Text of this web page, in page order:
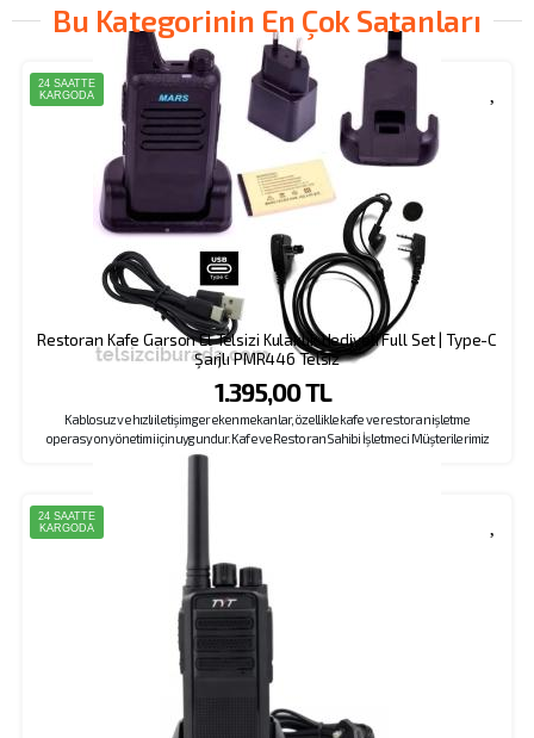
Bu Kategorinin En Çok Satanları
24 SAATTE
KARGODA
Restoran Kafe Garson El Telsizi Kulaklık Hediyeli Full Set | Type-C
Şarjlı PMR446 Telsiz
1.395,00 TL
Kablosuz ve hızlı iletişim gereken mekanlar, özellikle kafe ve restoran işletme
operasyon yönetimi için uygundur. Kafe ve Restoran Sahibi İşletmeci Müşterilerimiz
Tarafından Sıklıkla Tercih Edilen Model, Kulaklık Hediyeli Kampanyası İle Dikkat Çekiyor.
24 SAATTE
KARGODA